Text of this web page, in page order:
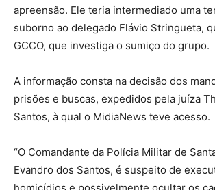
apreensão. Ele teria intermediado uma
suborno ao delegado Flávio Stringueta,
GCCO, que investiga o sumiço do grupo.
A informação consta na decisão dos
prisões e buscas, expedidos pela juíza
Santos, à qual o MidiaNews teve acesso.
“O Comandante da Polícia Militar de
Evandro dos Santos, é suspeito de